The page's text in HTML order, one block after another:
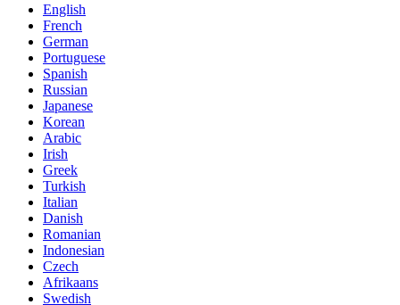
English
French
German
Portuguese
Spanish
Russian
Japanese
Korean
Arabic
Irish
Greek
Turkish
Italian
Danish
Romanian
Indonesian
Czech
Afrikaans
Swedish